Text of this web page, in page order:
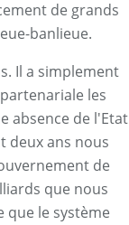
de grands
banlieue.
Il a simplement
les
absence de l'Etat
deux ans nous
de
que nous
que le système